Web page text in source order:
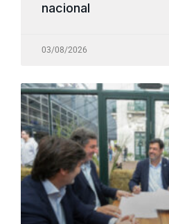
nacional
03/08/2026